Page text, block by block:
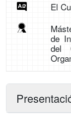
El
de
del